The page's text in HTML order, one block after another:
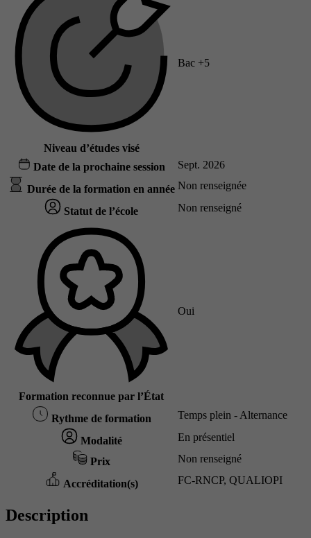
Niveau d’études visé
Bac +5
Date de la prochaine session Sept. 2026
Durée de la formation en année Non renseignée
Statut de l’école Non renseigné
Formation reconnue par l’État
Oui
Rythme de formation Temps plein - Alternance
Modalité En présentiel
Prix Non renseigné
Accréditation(s) FC-RNCP, QUALIOPI
Description